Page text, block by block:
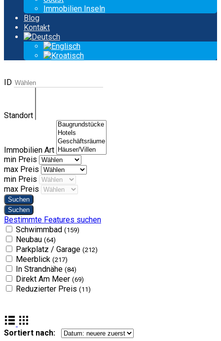
Immobilien Inseln
Blog
Kontakt
ID
Standort
Immobilien Art
min Preis
max Preis
min Preis
max Preis
Bestimmte Features suchen
Schwimmbad (159)
Neubau (64)
Parkplatz / Garage (212)
Meerblick (217)
In Strandnähe (84)
Direkt Am Meer (69)
Reduzierter Preis (11)
Sortiert nach: